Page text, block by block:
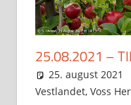
25.08.2021 –
25. august 2021
Vestlandet, Voss